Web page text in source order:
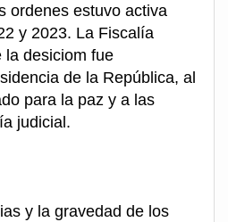
ordenes estuvo activa
y 2023. La Fiscalía
la desiciom fue
de la República, al
para la paz y a las
judicial.
y la gravedad de los